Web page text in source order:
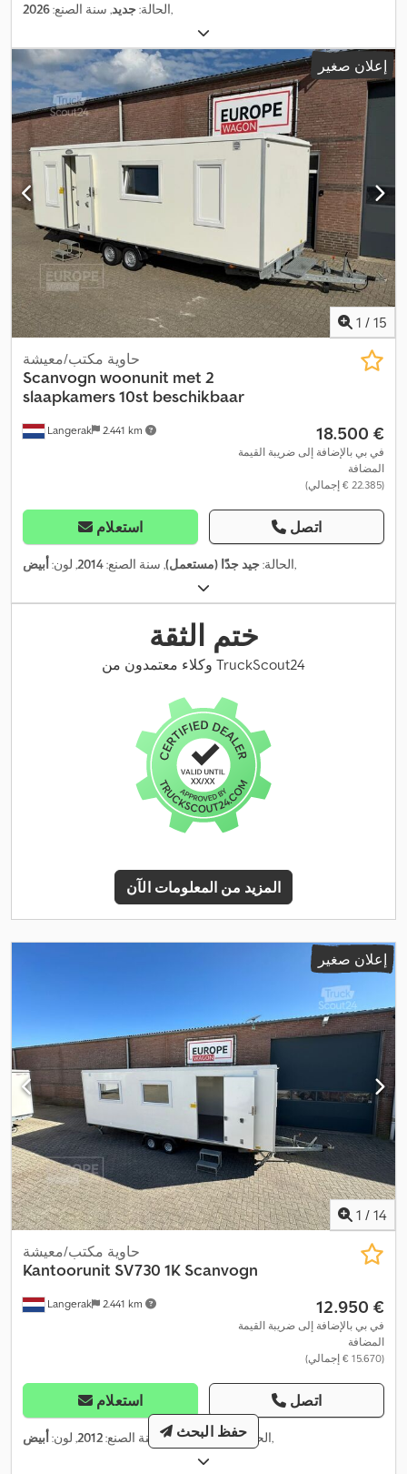
الحالة:جديد, سنة الصنع:2026 ,
إعلان صغير
1 / 15
Langerak 2.441 km
حاوية مكتب/معيشة
Scanvogn woonunit met 2
slaapkamers 10st beschikbaar
‏18.500 €
في بي بالإضافة إلى ضريبة القيمة
المضافة
(‏22.385 € إجمالي)
استعلام اتصل
الحالة:جيد جدًا (مستعمل), سنة الصنع:2014, لون:أبيض ,
ختم الثقة
وكلاء معتمدون من TruckScout24
المزيد من المعلومات الآن
إعلان صغير
1 / 14
Langerak 2.441 km
حاوية مكتب/معيشة
Kantoorunit SV730 1K Scanvogn
‏12.950 €
في بي بالإضافة إلى ضريبة القيمة
المضافة
(‏15.670 € إجمالي)
استعلام اتصل
الحالة:جيد (مستخدم), سنة الصنع:2012, لون: أبيض , حفظ البحث